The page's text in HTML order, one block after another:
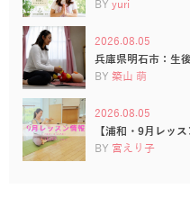
BY yuri
2026.08.05
兵庫県明石市：生
BY 築山 萌
2026.08.05
【浦和・9月レッ
BY 宮えり子